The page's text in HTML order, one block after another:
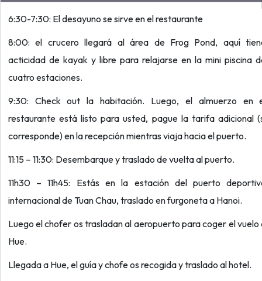
6:30-7:30: El desayuno se sirve en el restaurante
8:00: el crucero llegará al área de Frog Pond, aquí
acticidad de kayak y libre para relajarse en la mini piscina
cuatro estaciones.
9:30: Check out la habitación. Luego, el almuerzo en
restaurante está listo para usted, pague la tarifa adicional
corresponde) en la recepción mientras viaja hacia el puerto.
11:15 – 11:30: Desembarque y traslado de vuelta al puerto.
11h30 – 11h45: Estás en la estación del puerto
internacional de Tuan Chau, traslado en furgoneta a Hanoi.
Luego el chofer os trasladan al aeropuerto para coger el vuelo
Hue.
Llegada a Hue, el guía y chofe os recogida y traslado al hotel.